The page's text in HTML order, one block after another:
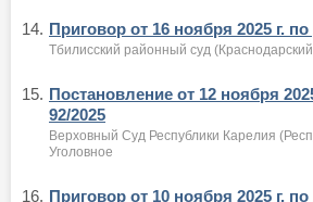
14. Приговор от 16 ноября 2025 г.
Тбилисский районный суд
15. Постановление от 12 ноября
92/2025
Верховный Суд Республики Карелия
Уголовное
16. Приговор от 10 ноября 2025 г.